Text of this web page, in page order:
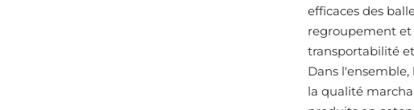
efficaces des
regroupement et
transportabilité
Dans
la qualité